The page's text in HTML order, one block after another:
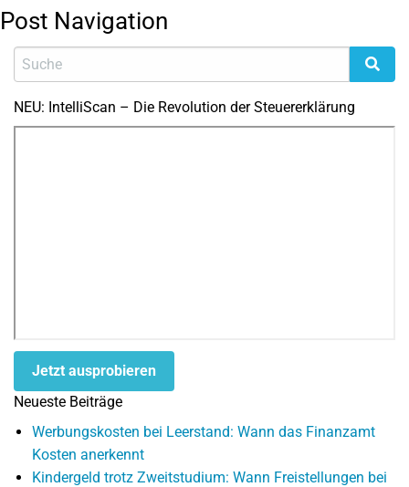
Post Navigation
NEU: IntelliScan – Die Revolution der Steuererklärung
Jetzt ausprobieren
Neueste Beiträge
Werbungskosten bei Leerstand: Wann das Finanzamt
Kosten anerkennt
Kindergeld trotz Zweitstudium: Wann Freistellungen bei